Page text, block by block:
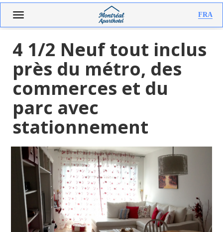
contenu
Toggle
navigation
FRA
4 1/2 Neuf tout inclus
près du métro, des
commerces et du
parc avec
stationnement